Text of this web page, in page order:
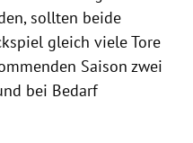
sollten beide
gleich viele Tore
Saison zwei
bei Bedarf